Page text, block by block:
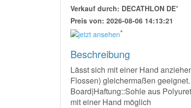
Verkauf durch: DECATHLON DE*
Preis von: 2026-08-06 14:13:21
*
Beschreibung
Lässt sich mit einer Hand
Flossen) gleichermaßen
Board|Haftung::Sohle aus
mit einer Hand möglich